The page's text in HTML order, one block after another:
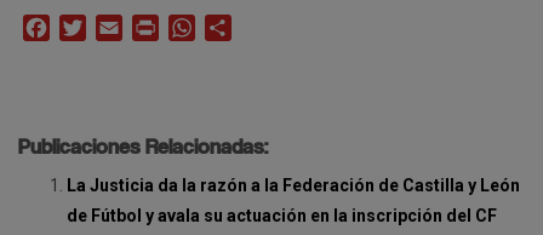
FacebookTwitterEmail Print WhatsApp
Publicaciones Relacionadas:
La Justicia da la razón a la Federación de Castilla y León
de Fútbol y avala su actuación en la inscripción del CF